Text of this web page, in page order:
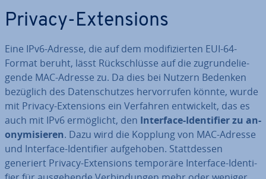
Privacy-Ex­ten­si­ons
Eine IPv6-Adresse, die auf dem mo­di­fi­zier­ten EUI-64-
Format beruht, lässt Rück­schlüs­se auf die zu­grun­de­lie­
gen­de MAC-Adresse zu. Da dies bei Nutzern Bedenken
bezüglich des Da­ten­schut­zes her­vor­ru­fen könnte, wurde
mit Privacy-Ex­ten­si­ons ein Verfahren ent­wi­ckelt, das es
auch mit IPv6 er­mög­licht, den Interface-Iden­ti­fier zu an­
ony­mi­sie­ren. Dazu wird die Kopplung von MAC-Adresse
und Interface-Iden­ti­fier auf­ge­ho­ben. Statt­des­sen
generiert Privacy-Ex­ten­si­ons temporäre Interface-Iden­ti­